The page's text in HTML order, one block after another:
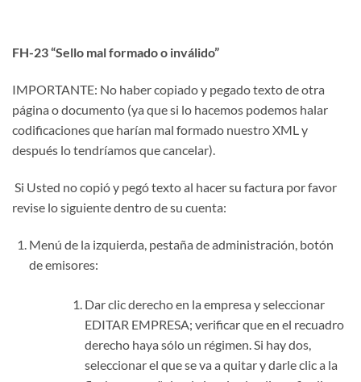
FH-23 “Sello mal formado o inválido”
IMPORTANTE: No haber copiado y pegado texto de otra
página o documento (ya que si lo hacemos podemos halar
codificaciones que harían mal formado nuestro XML y
después lo tendríamos que cancelar).
Si Usted no copió y pegó texto al hacer su factura por favor
revise lo siguiente dentro de su cuenta:
Menú de la izquierda, pestaña de administración, botón
de emisores:
Dar clic derecho en la empresa y seleccionar
EDITAR EMPRESA; verificar que en el recuadro
derecho haya sólo un régimen. Si hay dos,
seleccionar el que se va a quitar y darle clic a la